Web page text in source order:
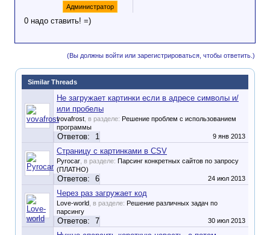
Администратор
0 надо ставить! =)
(Вы должны войти или зарегистрироваться, чтобы ответить.)
Similar Threads
Не загружает картинки если в адресе символы и/
или пробелы
vovafrost , в разделе: Решение проблем с использованием
программы
Ответов: 1 9 янв 2013
Страницу с картинками в CSV
Pyrocar , в разделе: Парсинг конкретных сайтов по запросу
(ПЛАТНО)
Ответов: 6 24 июл 2013
Через раз загружает код
Love-world , в разделе: Решение различных задач по
парсингу
Ответов: 7 30 июл 2013